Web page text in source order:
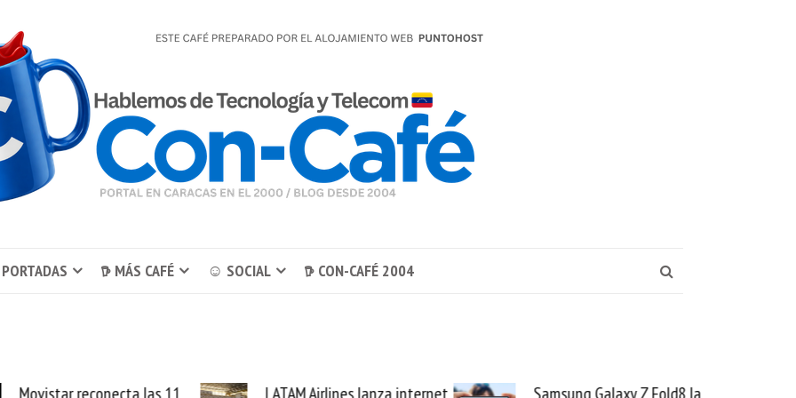
𖠚 MÁS CAFÉ ☺ SOCIAL 𖠚 CON-CAFÉ 2004